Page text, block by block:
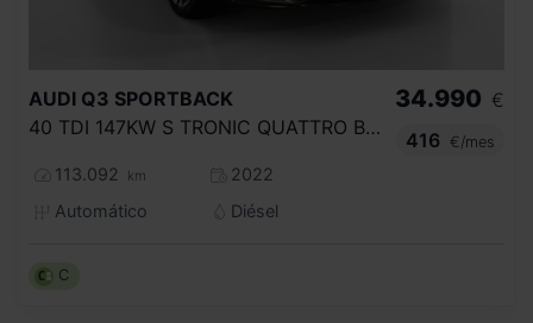
AUDI Q3 SPORTBACK
40 TDI 147KW S TRONIC QUATTRO BLACK LINE
113.092 km
2022
Automático
Diésel
34.990 €
416
€/mes
C